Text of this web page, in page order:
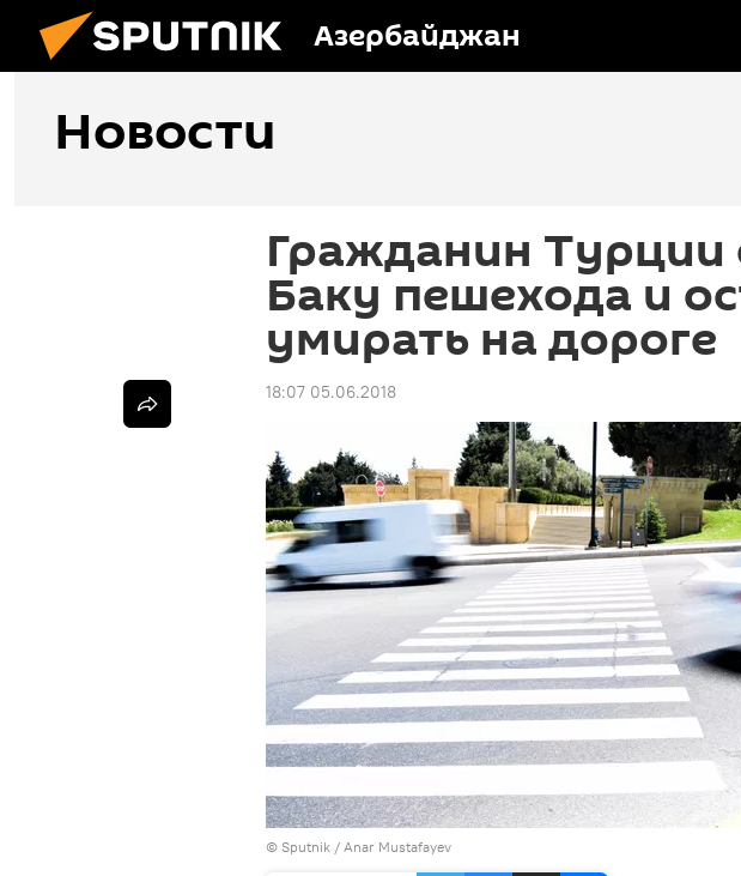
Азербайджан
Новости
Гражданин Турции
Баку пешехода и
умирать на дороге
18:07 05.06.2018
© Sputnik / Anar Mustafayev